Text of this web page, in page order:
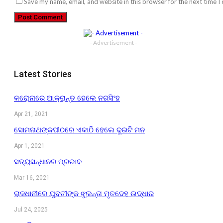
- Advertisement -
Latest Stories
କରୋନାରେ ଆକ୍ରାନ୍ତ ହେଲେ ନରସିଂହ
Apr 21, 2021
ସୋମନାଥଙ୍କପୀଠରେ ଏକାଠି ହେଲେ ଦୁଇଟି ମନ
Apr 1, 2021
ସତ୍ୟସନ୍ଧାନର ପ୍ରଭାବ
Mar 16, 2021
ରାଜଧାନୀରେ ଯୁବତୀଙ୍କ ଝୁଲନ୍ତା ମୃତଦେହ ଉଦ୍ଧାର
Jul 24, 2025